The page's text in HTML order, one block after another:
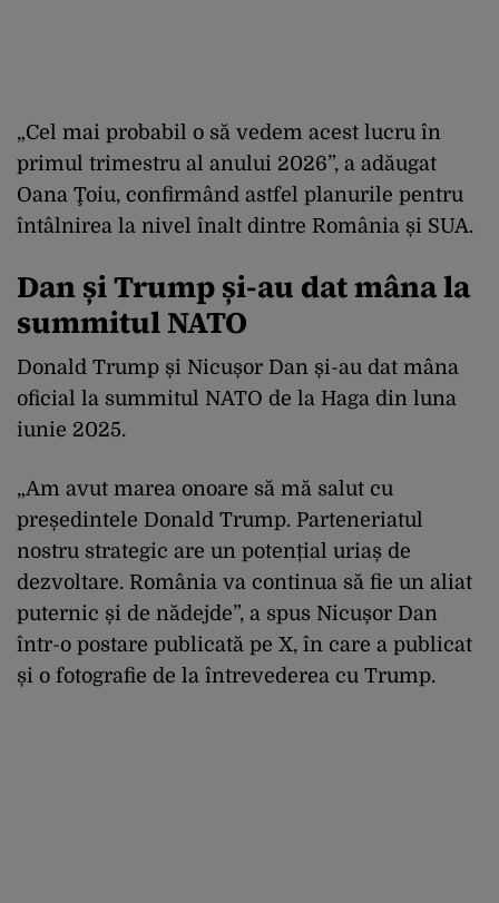
„Cel mai probabil o să vedem acest lucru în
primul trimestru al anului 2026”, a adăugat
Oana Ţoiu, confirmând astfel planurile pentru
întâlnirea la nivel înalt dintre România și SUA.
Dan și Trump și-au dat mâna la
summitul NATO
Donald Trump și Nicușor Dan și-au dat mâna
oficial la summitul NATO de la Haga din luna
iunie 2025.
„Am avut marea onoare să mă salut cu
președintele Donald Trump. Parteneriatul
nostru strategic are un potențial uriaș de
dezvoltare. România va continua să fie un aliat
puternic și de nădejde”, a spus Nicușor Dan
într-o postare publicată pe X, în care a publicat
și o fotografie de la întrevederea cu Trump.